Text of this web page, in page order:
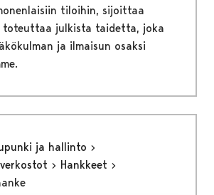
tiloihin, sijoittaa
toteuttaa julkista taidetta, joka
ja ilmaisun osaksi
ja hallinto
Hankkeet